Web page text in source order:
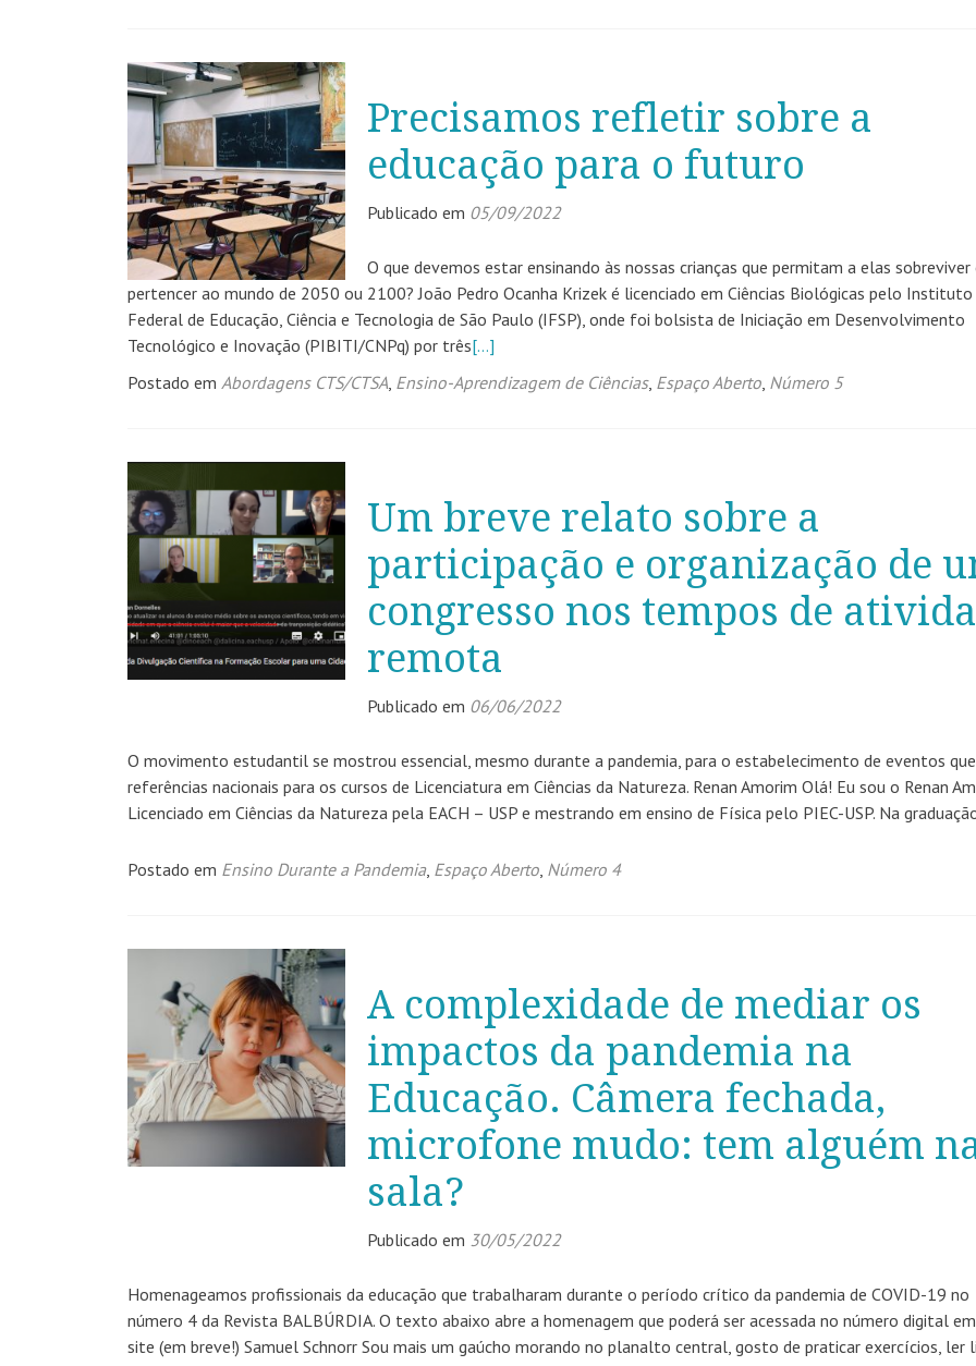
Precisamos refletir sobre a
educação para o futuro
Publicado em 05/09/2022
O que devemos estar ensinando às nossas crianças que permitam a elas sobreviver
pertencer ao mundo de 2050 ou 2100? João Pedro Ocanha Krizek é licenciado em Ciências Biológicas pelo Instituto
Federal de Educação, Ciência e Tecnologia de São Paulo (IFSP), onde foi bolsista de Iniciação em Desenvolvimento
Tecnológico e Inovação (PIBITI/CNPq) por três[…]
Postado em Abordagens CTS/CTSA, Ensino-Aprendizagem de Ciências, Espaço Aberto, Número 5
Um breve relato sobre a
participação e organização de
congresso nos tempos de
remota
Publicado em 06/06/2022
O movimento estudantil se mostrou essencial, mesmo durante a pandemia, para o estabelecimento de eventos
referências nacionais para os cursos de Licenciatura em Ciências da Natureza. Renan Amorim Olá! Eu sou o Renan
Licenciado em Ciências da Natureza pela EACH – USP e mestrando em ensino de Física pelo PIEC-USP. Na
Postado em Ensino Durante a Pandemia, Espaço Aberto, Número 4
A complexidade de mediar os
impactos da pandemia na
Educação. Câmera fechada,
microfone mudo: tem alguém
sala?
Publicado em 30/05/2022
Homenageamos profissionais da educação que trabalharam durante o período crítico da pandemia de COVID-19 no
número 4 da Revista BALBÚRDIA. O texto abaixo abre a homenagem que poderá ser acessada no número digital
site (em breve!) Samuel Schnorr Sou mais um gaúcho morando no planalto central, gosto de praticar exercícios, ler